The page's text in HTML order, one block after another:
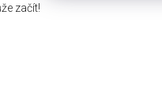
začít!